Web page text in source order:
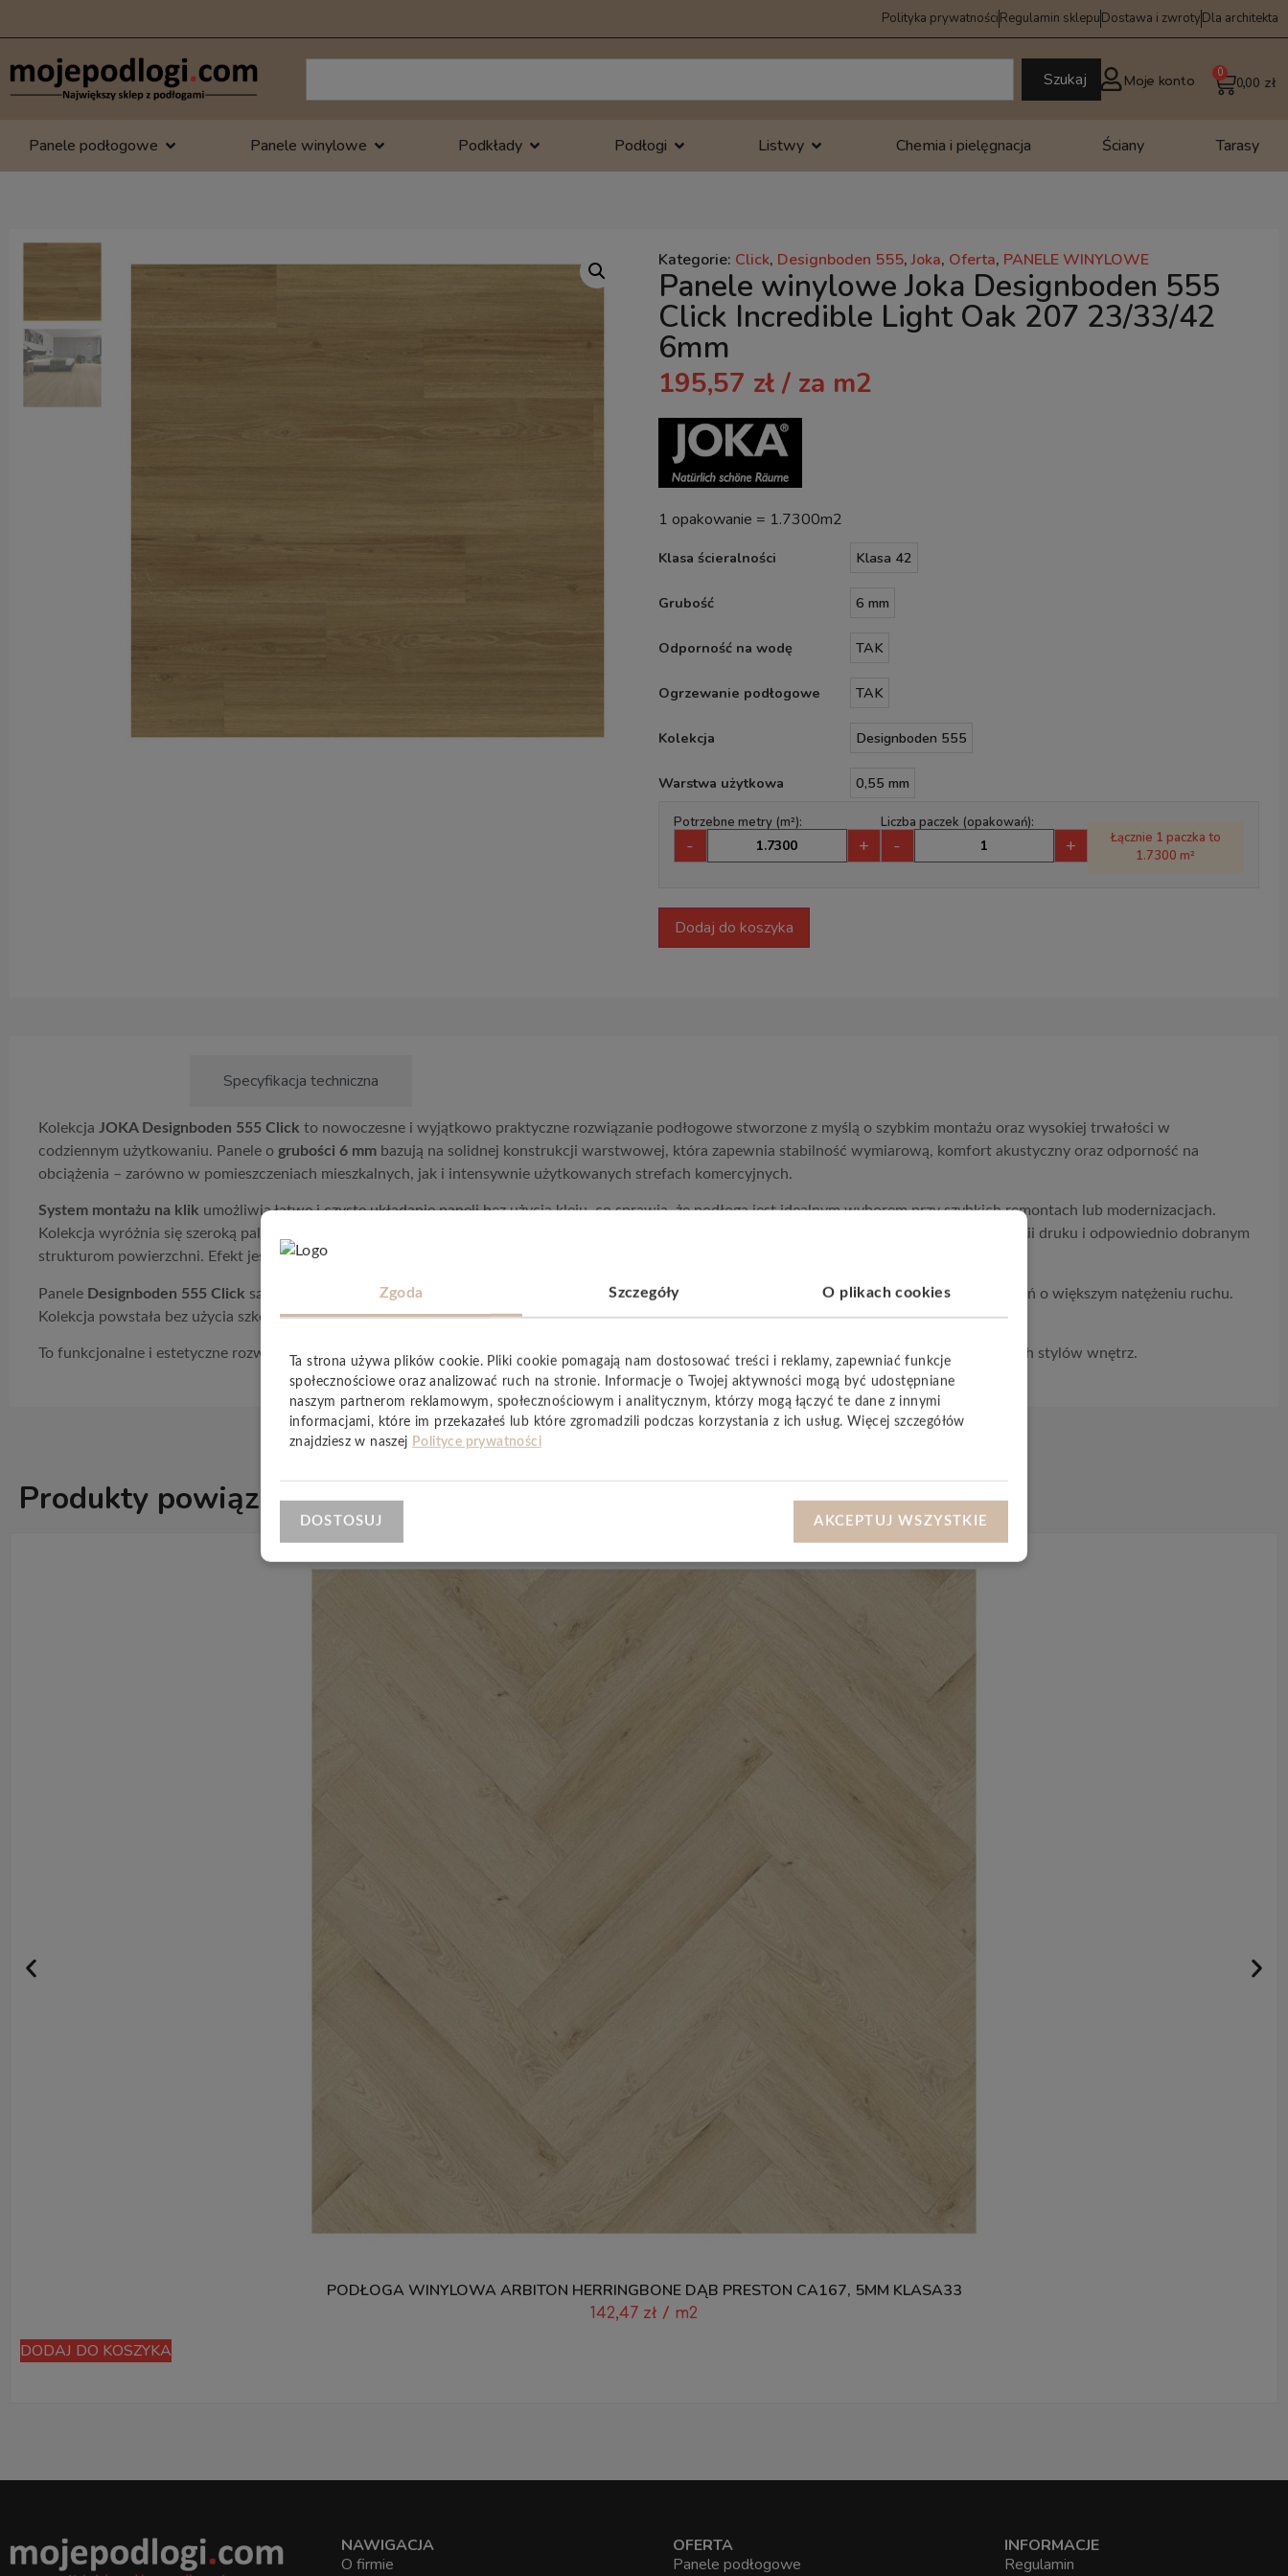
Polityka prywatnościRegulamin sklepuDostawa i zwrotyDla architekta
Szukaj Moje konto 0,00 zł
0
Panele podłogowe Panele winylowe Podkłady Podłogi Listwy Chemia i pielęgnacja Ściany Tarasy
Kategorie: Click, Designboden 555,Joka, Oferta, PANELE WINYLOWE
Panele winylowe Joka Designboden 555
Click Incredible Light Oak 207 23/33/42
6mm
195,57 zł/ za m2
1 opakowanie = 1.7300m2
Klasa ścieralności Klasa 42
Grubość 6 mm
Odporność na wodę TAK
Ogrzewanie podłogowe TAK
Kolekcja Designboden 555
Warstwa użytkowa 0,55 mm
Potrzebne metry (m²):
- +
Liczba paczek (opakowań):
- +
Łącznie 1 paczka to
1.7300 m²
Dodaj do koszyka
Specyfikacja techniczna
Kolekcja JOKA Designboden 555 Click to nowoczesne i wyjątkowo praktyczne rozwiązanie podłogowe stworzone z myślą o szybkim montażu oraz wysokiej trwałości w
codziennym użytkowaniu. Panele o grubości 6 mm bazują na solidnej konstrukcji warstwowej, która zapewnia stabilność wymiarową, komfort akustyczny oraz odporność na
obciążenia – zarówno w pomieszczeniach mieszkalnych, jak i intensywnie użytkowanych strefach komercyjnych.
System montażu na klik umożliwia łatwe i czyste układanie paneli bez użycia kleju, co sprawia, że podłoga jest idealnym wyborem przy szybkich remontach lub modernizacjach.
Kolekcja wyróżnia się szeroką paletą dekorów inspirowanych drewnem i kamieniem, odwzorowanych z dużą precyzją dzięki nowoczesnej technologii druku i odpowiednio dobranym
strukturom powierzchni. Efekt jest wyjątkowo naturalny, a podłoga zachowuje elegancki wygląd przez długi czas.
Panele Designboden 555 Click są odporne na wilgoć,zarysowania
, co czyni je praktycznym wyborem do kuchni, korytarzy czy pomieszczeń o większym natężeniu ruchu.
Kolekcja powstała bez użycia szkodliwych plastyfikatorów, dzięki czemu jest bezpieczna dla domowników i przyjazna środowisku.
To funkcjonalne i estetyczne rozwiązanie, które łączy wygodę montażu, trwałość oraz nowoczesny design, oferując podłogę dopasowaną do różnych stylów wnętrz.
Produkty powiązane ZOBACZ WSZYSTKIE
PODŁOGA WINYLOWA ARBITON HERRINGBONE DĄB PRESTON CA167, 5MM KLASA33
142,47 zł / m2
DODAJ DO KOSZYKA
NAWIGACJA
O firmie
OFERTA
Panele podłogowe
INFORMACJE
Regulamin
Zgoda Szczegóły O plikach cookies
Ta strona używa plików cookie. Pliki cookie pomagają nam dostosować treści i reklamy, zapewniać funkcje
społecznościowe oraz analizować ruch na stronie. Informacje o Twojej aktywności mogą być udostępniane
naszym partnerom reklamowym, społecznościowym i analitycznym, którzy mogą łączyć te dane z innymi
informacjami, które im przekazałeś lub które zgromadzili podczas korzystania z ich usług. Więcej szczegółów
znajdziesz w naszej Polityce prywatności
DOSTOSUJ AKCEPTUJ WSZYSTKIE